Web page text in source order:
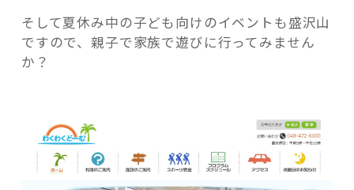
ー
わ
く
そして夏休み中の子ども向けのイベントも盛沢山
ですので、親子で家族で遊びに行ってみません
か？